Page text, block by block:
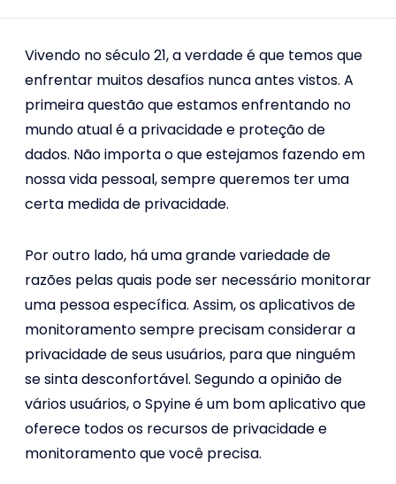
Vivendo no século 21, a verdade é que temos que
enfrentar muitos desafios nunca antes vistos. A
primeira questão que estamos enfrentando no
mundo atual é a privacidade e proteção de
dados. Não importa o que estejamos fazendo em
nossa vida pessoal, sempre queremos ter uma
certa medida de privacidade.
Por outro lado, há uma grande variedade de
razões pelas quais pode ser necessário monitorar
uma pessoa específica. Assim, os aplicativos de
monitoramento sempre precisam considerar a
privacidade de seus usuários, para que ninguém
se sinta desconfortável. Segundo a opinião de
vários usuários, o Spyine é um bom aplicativo que
oferece todos os recursos de privacidade e
monitoramento que você precisa.